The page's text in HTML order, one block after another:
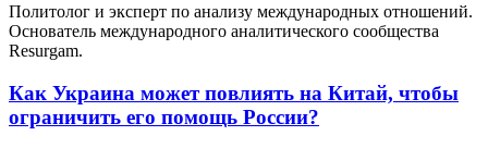
Политолог и эксперт по анализу международных отношений.
Основатель международного аналитического сообщества
Resurgam.
Как Украина может повлиять на Китай, чтобы
ограничить его помощь России?